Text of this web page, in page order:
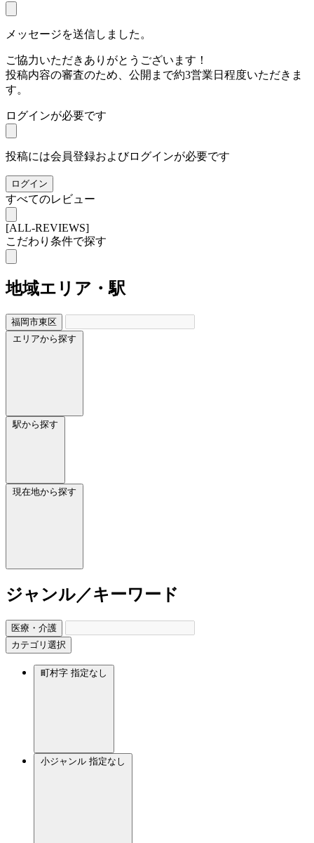
メッセージを送信しました。
ご協力いただきありがとうございます！
投稿内容の審査のため、公開まで約3営業日程度いただきま
す。
ログインが必要です
投稿には会員登録およびログインが必要です
ログイン
すべてのレビュー
[ALL-REVIEWS]
こだわり条件で探す
地域エリア・駅
福岡市東区
エリアから探す
駅から探す
現在地から探す
ジャンル／キーワード
医療・介護
カテゴリ選択
町村字 指定なし
小ジャンル 指定なし